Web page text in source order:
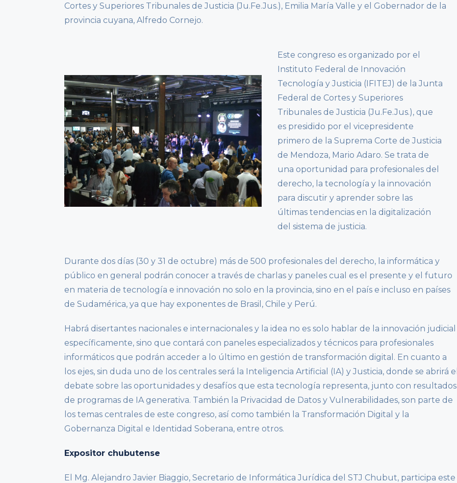
Cortes y Superiores Tribunales de Justicia (Ju.Fe.Jus.), Emilia María Valle y el Gobernador de la
provincia cuyana, Alfredo Cornejo.
Este congreso es organizado por el
Instituto Federal de Innovación
Tecnología y Justicia (IFITEJ) de la Junta
Federal de Cortes y Superiores
Tribunales de Justicia (Ju.Fe.Jus.), que
es presidido por el vicepresidente
primero de la Suprema Corte de Justicia
de Mendoza, Mario Adaro. Se trata de
una oportunidad para profesionales del
derecho, la tecnología y la innovación
para discutir y aprender sobre las
últimas tendencias en la digitalización
del sistema de justicia.
Durante dos días (30 y 31 de octubre) más de 500 profesionales del derecho, la informática y
público en general podrán conocer a través de charlas y paneles cual es el presente y el futuro
en materia de tecnología e innovación no solo en la provincia, sino en el país e incluso en países
de Sudamérica, ya que hay exponentes de Brasil, Chile y Perú.
Habrá disertantes nacionales e internacionales y la idea no es solo hablar de la innovación judicial
específicamente, sino que contará con paneles especializados y técnicos para profesionales
informáticos que podrán acceder a lo último en gestión de transformación digital. En cuanto a
los ejes, sin duda uno de los centrales será la Inteligencia Artificial (IA) y Justicia, donde se abrirá
debate sobre las oportunidades y desafíos que esta tecnología representa, junto con resultados
de programas de IA generativa. También la Privacidad de Datos y Vulnerabilidades, son parte de
los temas centrales de este congreso, así como también la Transformación Digital y la
Gobernanza Digital e Identidad Soberana, entre otros.
Expositor chubutense
El Mg. Alejandro Javier Biaggio, Secretario de Informática Jurídica del STJ Chubut, participa este